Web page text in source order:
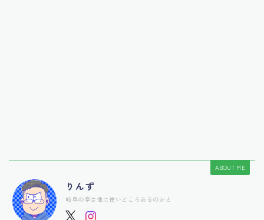
ABOUT ME
りんず
岐阜の阜は他に使いどころあるのかと